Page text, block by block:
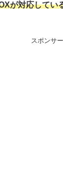
が対応してい
スポンサ